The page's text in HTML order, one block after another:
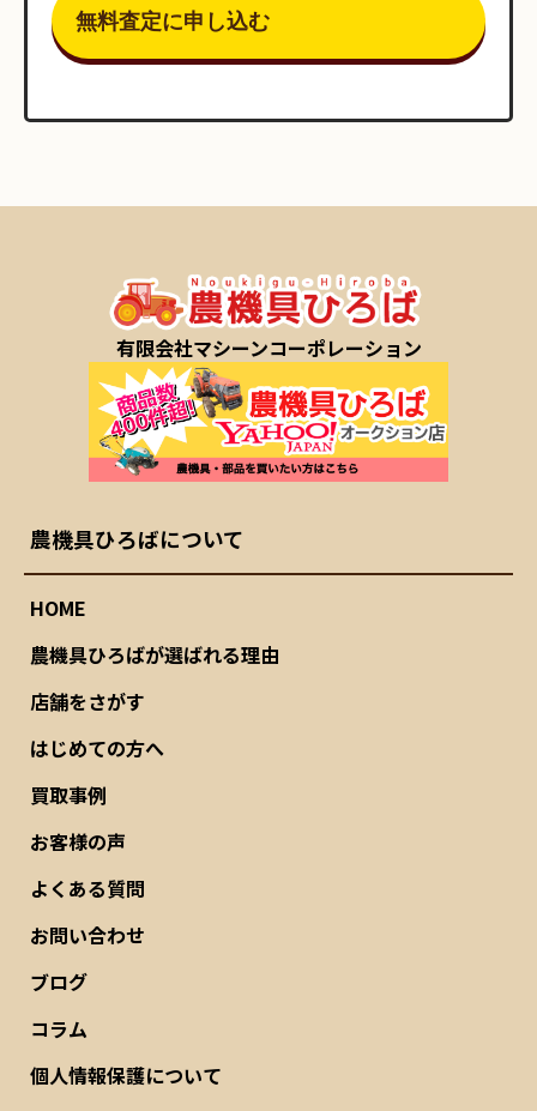
有限会社マシーンコーポレーション
農機具ひろばについて
HOME
農機具ひろばが選ばれる理由
店舗をさがす
はじめての方へ
買取事例
お客様の声
よくある質問
お問い合わせ
ブログ
コラム
個人情報保護について